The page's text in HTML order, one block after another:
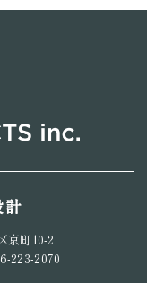
京町10-2
223-2070